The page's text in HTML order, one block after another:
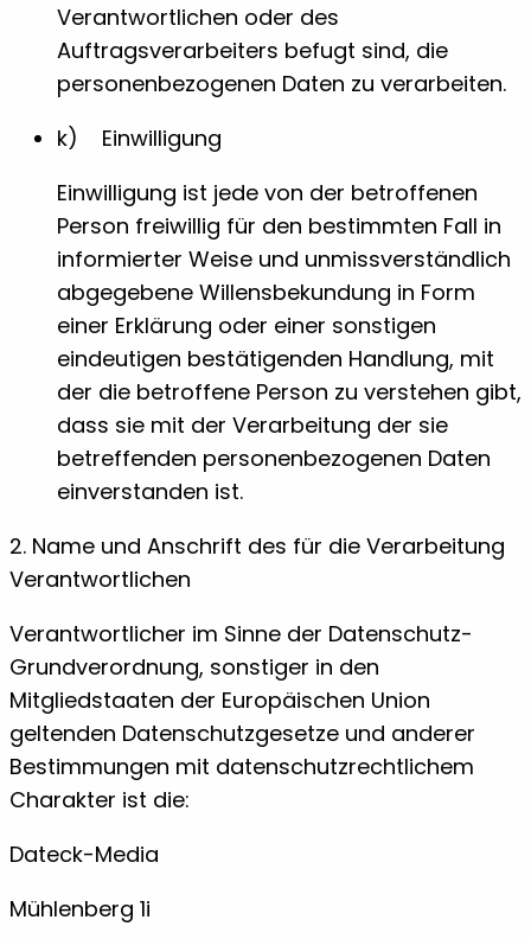
Verantwortlichen oder des
Auftragsverarbeiters befugt sind, die
personenbezogenen Daten zu verarbeiten.
k) Einwilligung
Einwilligung ist jede von der betroffenen
Person freiwillig für den bestimmten Fall in
informierter Weise und unmissverständlich
abgegebene Willensbekundung in Form
einer Erklärung oder einer sonstigen
eindeutigen bestätigenden Handlung, mit
der die betroffene Person zu verstehen gibt,
dass sie mit der Verarbeitung der sie
betreffenden personenbezogenen Daten
einverstanden ist.
2. Name und Anschrift des für die Verarbeitung
Verantwortlichen
Verantwortlicher im Sinne der Datenschutz-
Grundverordnung, sonstiger in den
Mitgliedstaaten der Europäischen Union
geltenden Datenschutzgesetze und anderer
Bestimmungen mit datenschutzrechtlichem
Charakter ist die:
Dateck-Media
Mühlenberg 1i